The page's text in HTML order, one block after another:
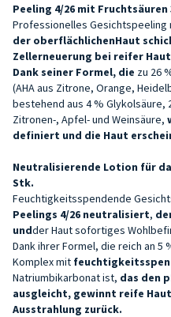
Peeling 4/26 mit Fruchtsäuren
Professionelles Gesichtspeeling
der oberflächlichenHaut
Zellerneuerung bei reifer Haut
Dank seiner Formel, die zu 26
(AHA aus Zitrone, Orange,
bestehend aus 4 % Glykolsäure,
Zitronen-, Apfel- und Weinsäure,
definiert und die Haut
Neutralisierende Lotion für
Stk.
Feuchtigkeitsspendende
Peelings 4/26 neutralisiert,
undder Haut sofortiges
Dank ihrer Formel, die reich an 5
Komplex mit
Natriumbikarbonat ist, das den
ausgleicht, gewinnt reife
Ausstrahlung zurück.